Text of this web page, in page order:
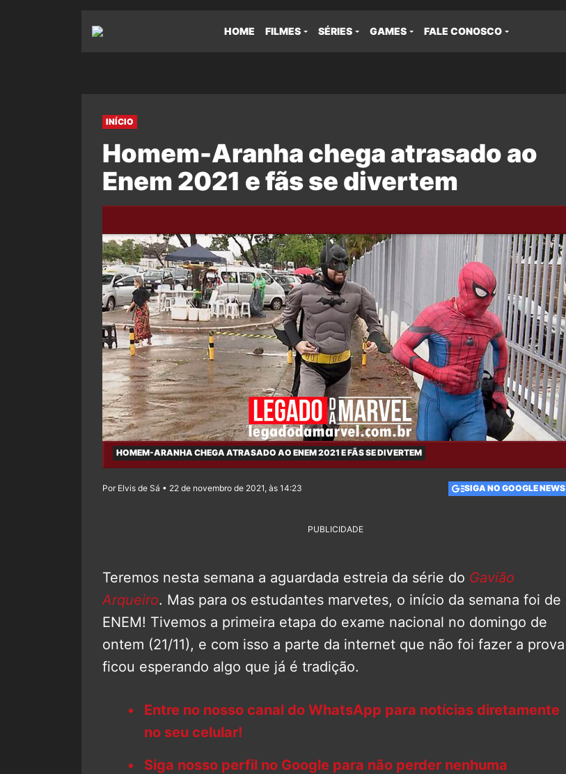
HOME FILMES SÉRIES GAMES FALE CONOSCO
INÍCIO
Homem-Aranha chega atrasado ao
Enem 2021 e fãs se divertem
HOMEM-ARANHA CHEGA ATRASADO AO ENEM 2021 E FÃS SE DIVERTEM
Por Elvis de Sá • 22 de novembro de 2021, às 14:23 SIGA NO GOOGLE NEWS
PUBLICIDADE
Teremos nesta semana a aguardada estreia da série do Gavião
Arqueiro. Mas para os estudantes marvetes, o início da semana foi de
ENEM! Tivemos a primeira etapa do exame nacional no domingo de
ontem (21/11), e com isso a parte da internet que não foi fazer a prova
ficou esperando algo que já é tradição.
Entre no nosso canal do WhatsApp para notícias diretamente
no seu celular!
Siga nosso perfil no Google para não perder nenhuma